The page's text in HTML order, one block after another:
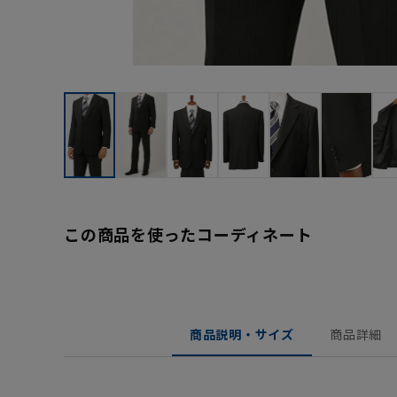
この商品を使ったコーディネート
商品説明・サイズ 商品詳細